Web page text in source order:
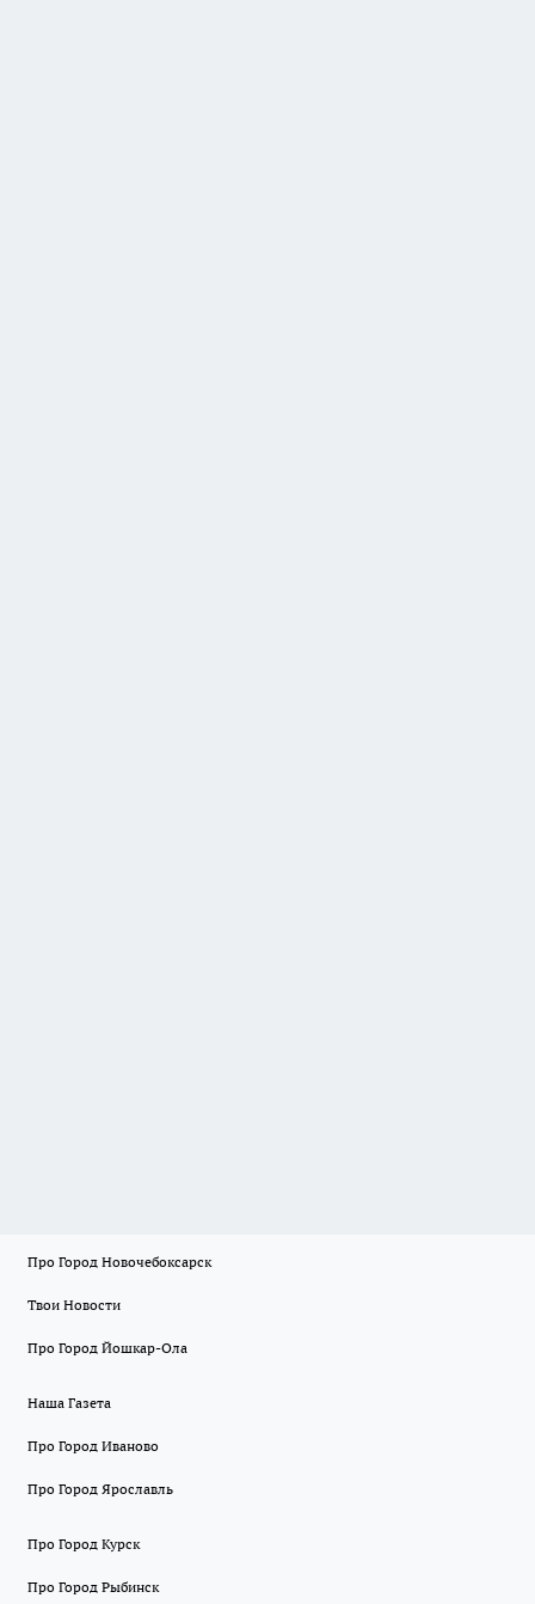
Про Город Новочебоксарск
Твои Новости
Про Город Йошкар-Ола
Наша Газета
Про Город Иваново
Про Город Ярославль
Про Город Курск
Про Город Рыбинск